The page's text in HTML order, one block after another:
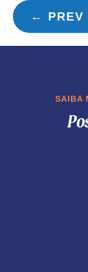
← PREV
SAIBA